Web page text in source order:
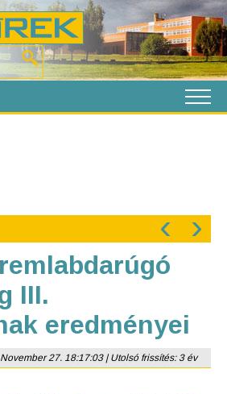
‹ ›
III.
eredményei
27. 18:17:03 | Utolsó frissítés: 3 év